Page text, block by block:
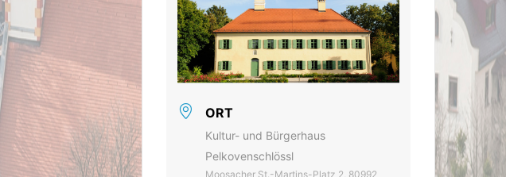
ORT
Kultur- und Bürgerhaus
Pelkovenschlössl
Moosacher St.-Martins-Platz 2, 80992